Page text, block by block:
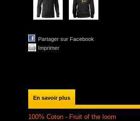
Partager sur Facebook
Imprimer
En savoir plus
100% Coton - Fruit of the loom